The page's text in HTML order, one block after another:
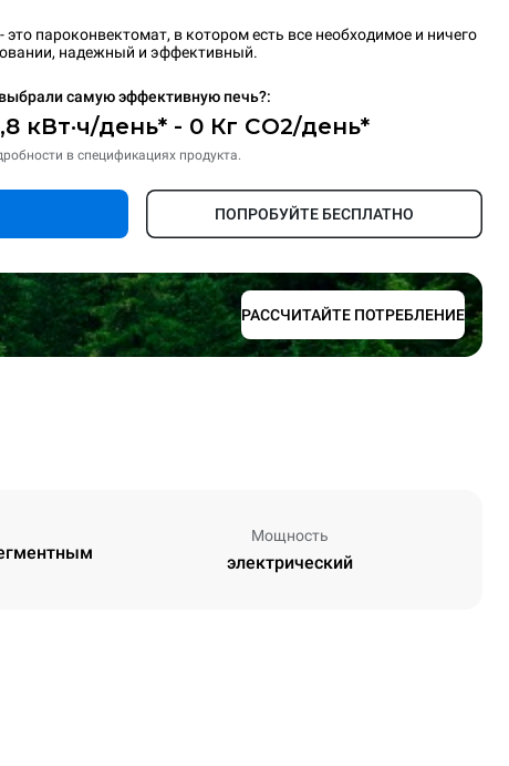
это пароконвектомат, в котором есть все необходимое и ничего
надежный и эффективный.
самую эффективную печь?:
кВт·ч/день* - 0 Кг CO2/день*
в спецификациях продукта.
ПОПРОБУЙТЕ БЕСПЛАТНО
РАССЧИТАЙТЕ ПОТРЕБЛЕНИЕ
Мощность
электрический